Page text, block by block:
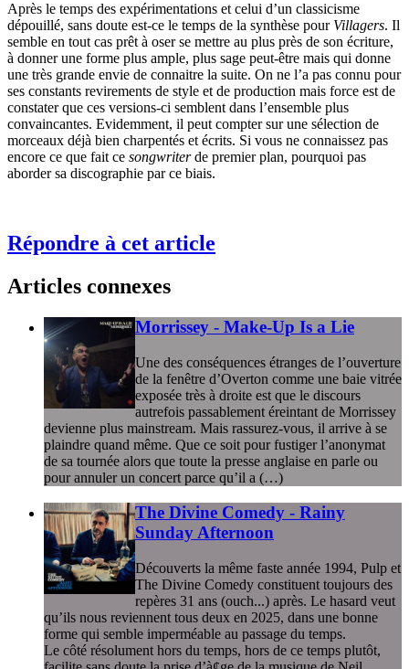
Après le temps des expérimentations et celui d’un classicisme
dépouillé, sans doute est-ce le temps de la synthèse pour Villagers. Il
semble en tout cas prêt à oser se mettre au plus près de son écriture,
à donner une forme plus ample, plus sage peut-être mais qui donne
une très grande envie de connaitre la suite. On ne l’a pas connu pour
ses constants revirements de style et de production mais force est de
constater que ces versions-ci semblent dans l’ensemble plus
convaincantes. Evidemment, il peut compter sur une sélection de
morceaux déjà bien charpentés et écrits. Si vous ne connaissez pas
encore ce que fait ce songwriterde premier plan, pourquoi pas
aborder sa discographie par ce biais.
Répondre à cet article
Articles connexes
Morrissey - Make-Up Is a Lie
Une des conséquences étranges de l’ouverture
de la fenêtre d’Overton comme une baie vitrée
exposée très à droite est que le discours
autrefois passablement éreintant de Morrissey
devienne plus mainstream. Mais rassurez-vous, il arrive à se
plaindre quand même. Que ce soit pour fustiger l’anonymat
de sa tournée alors que toute la presse anglaise en parle ou
pour annuler un concert parce qu’il a (…)
The Divine Comedy - Rainy
Sunday Afternoon
Découverts la même faste année 1994, Pulp et
The Divine Comedy constituent toujours des
repères 31 ans (ouch...) après. Le hasard veut
qu’ils nous reviennent tous deux en 2025, dans une bonne
forme qui semble imperméable au passage du temps.
Le côté résolument hors du temps, hors de ce temps plutôt,